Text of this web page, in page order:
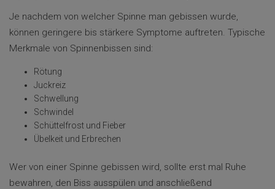
Je nachdem von welcher Spinne man gebissen wurde,
können geringere bis stärkere Symptome auftreten. Typische
Merkmale von Spinnenbissen sind:
Rötung
Juckreiz
Schwellung
Schwindel
Schüttelfrost und Fieber
Übelkeit und Erbrechen
Wer von einer Spinne gebissen wird, sollte erst mal Ruhe
bewahren, den Biss ausspülen und anschließend